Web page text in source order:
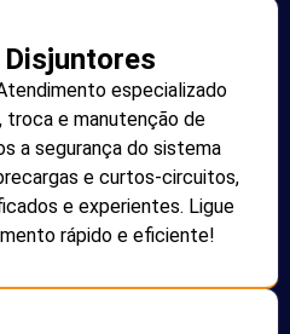
especializado
troca e manutenção de
a segurança do sistema
e curtos-circuitos,
e experientes. Ligue
rápido e eficiente!